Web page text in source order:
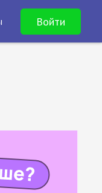
Войти